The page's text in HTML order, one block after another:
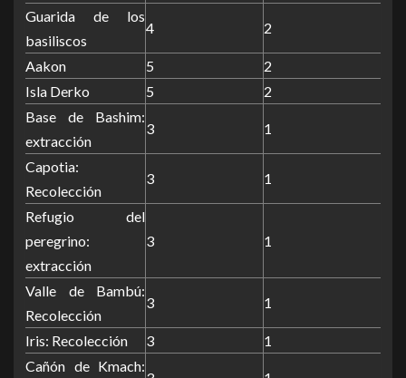
Guarida de los
basiliscos
4 2
Aakon 5
2
Isla Derko
5
2
Base de Bashim:
extracción
3 1
Capotia:
Recolección
3 1
Refugio del
peregrino:
extracción
3 1
Valle de Bambú:
Recolección
3 1
Iris: Recolección 3
1
Cañón de Kmach: